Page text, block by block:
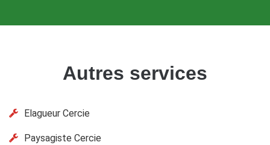
Autres services
Elagueur Cercie
Paysagiste Cercie